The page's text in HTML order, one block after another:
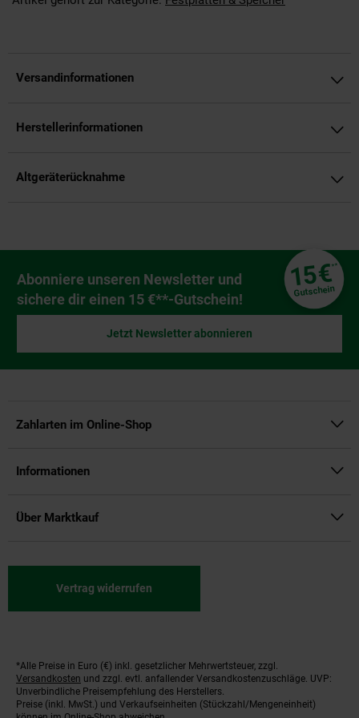
Versandinformationen
Herstellerinformationen
Altgeräterücknahme
Newsletter Anmeldung
Abonniere unseren Newsletter und
sichere dir einen 15 €**-Gutschein!
15€**
Gutschein
Jetzt Newsletter abonnieren
Zahlarten im Online-Shop
Informationen
Über Marktkauf
Vertrag widerrufen
Fußnoten
*Alle Preise in Euro (€) inkl. gesetzlicher Mehrwertsteuer, zzgl.
Versandkosten und zzgl. evtl. anfallender Versandkostenzuschläge. UVP:
Unverbindliche Preisempfehlung des Herstellers.
Preise (inkl. MwSt.) und Verkaufseinheiten (Stückzahl/Mengeneinheit)